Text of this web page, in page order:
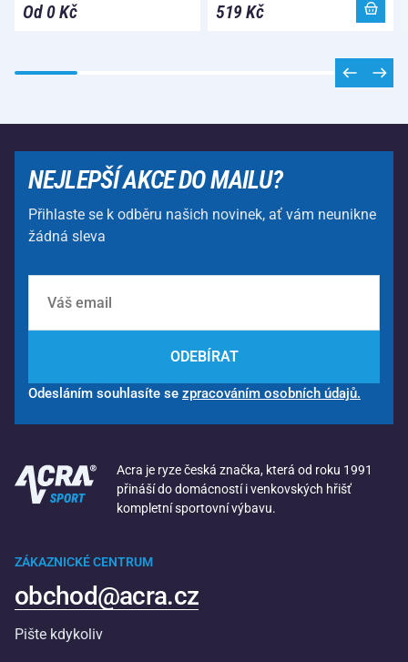
Od 0 Kč 519 Kč
NEJLEPŠÍ AKCE DO MAILU?
Přihlaste se k odběru našich novinek, ať vám neunikne
žádná sleva
ODEBÍRAT
Odesláním souhlasíte se zpracováním osobních údajů.
Acra je ryze česká značka, která od roku 1991
přináší do domácností i venkovských hřišť
kompletní sportovní výbavu.
ZÁKAZNICKÉ CENTRUM
obchod@acra.cz
Pište kdykoliv